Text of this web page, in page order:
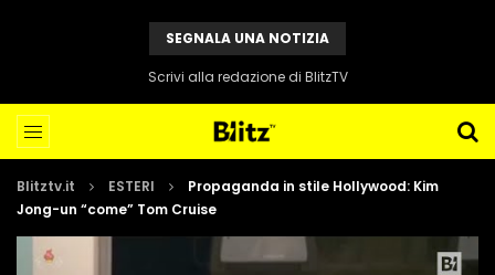
SEGNALA UNA NOTIZIA
Scrivi alla redazione di BlitzTV
Blitztv.it ESTERI
Propaganda in stile Hollywood: Kim
Jong-un “come” Tom Cruise